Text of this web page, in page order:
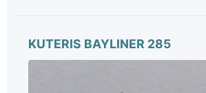
KUTERIS BAYLINER 285